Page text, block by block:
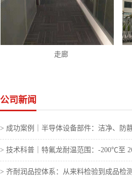
公司新闻
> 齐耐润品控体系：从来料检验到成品检